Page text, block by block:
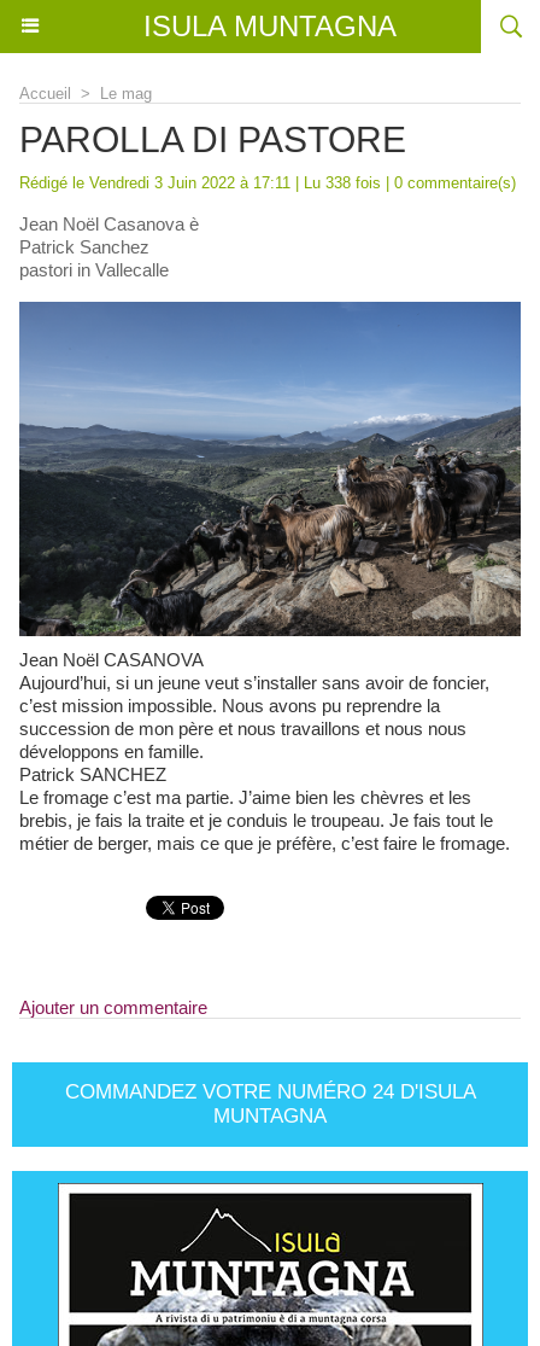
ISULA MUNTAGNA
Accueil > Le mag
PAROLLA DI PASTORE
Rédigé le Vendredi 3 Juin 2022 à 17:11 | Lu 338 fois | 0 commentaire(s)
Jean Noël Casanova è
Patrick Sanchez
pastori in Vallecalle
Jean Noël CASANOVA
Aujourd’hui, si un jeune veut s’installer sans avoir de foncier,
c’est mission impossible. Nous avons pu reprendre la
succession de mon père et nous travaillons et nous nous
développons en famille.
Patrick SANCHEZ
Le fromage c’est ma partie. J’aime bien les chèvres et les
brebis, je fais la traite et je conduis le troupeau. Je fais tout le
métier de berger, mais ce que je préfère, c’est faire le fromage.
Ajouter un commentaire
COMMANDEZ VOTRE NUMÉRO 24 D'ISULA
MUNTAGNA